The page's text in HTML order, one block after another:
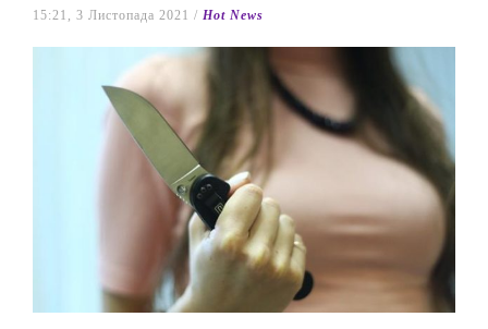
15:21, 3 Листопада 2021 / Hot News